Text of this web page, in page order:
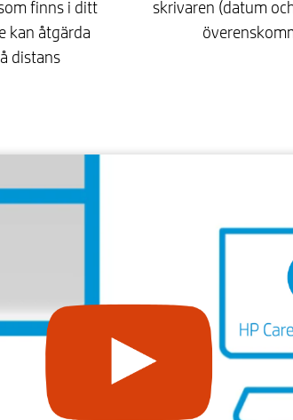
finns i ditt
kan åtgärda
distans
skrivaren (datum